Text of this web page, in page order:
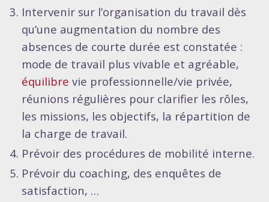
Intervenir sur l’organisation du travail dès
qu’une augmentation du nombre des
absences de courte durée est constatée :
mode de travail plus vivable et agréable,
équilibre vie professionnelle/vie privée,
réunions régulières pour clarifier les rôles,
les missions, les objectifs, la répartition de
la charge de travail.
Prévoir des procédures de mobilité interne.
Prévoir du coaching, des enquêtes de
satisfaction, …